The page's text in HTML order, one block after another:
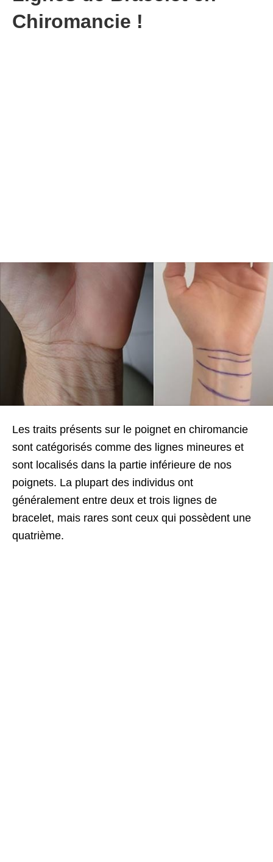
Chiromancie !
Les traits présents sur le poignet en chiromancie
sont catégorisés comme des lignes mineures et
sont localisés dans la partie inférieure de nos
poignets. La plupart des individus ont
généralement entre deux et trois lignes de
bracelet, mais rares sont ceux qui possèdent une
quatrième.